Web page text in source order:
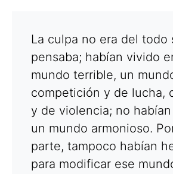
La culpa no era del todo
pensaba; habían vivido
mundo terrible, un
competición y de lucha,
y de violencia; no
un mundo armonioso.
parte, tampoco habían
para modificar ese